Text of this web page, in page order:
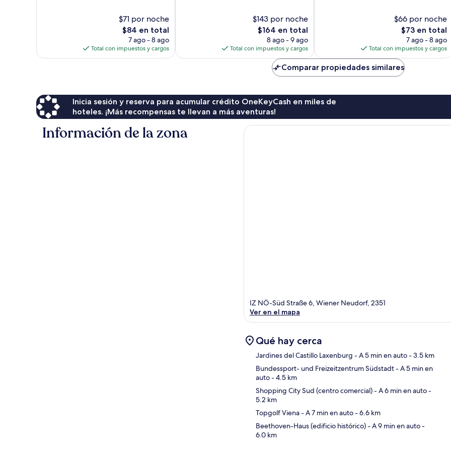
$71 por noche
El
precio
actual
es
$84 en total
7 ago - 8 ago
Total con impuestos y cargos
$143 por noche
El
precio
actual
es
$164 en total
8 ago - 9 ago
Total con impuestos y cargos
$66 por noche
El
precio
actual
es
de
$73
$73 en total
7 ago - 8 ago
Total con impuestos y cargos
Comparar propiedades similares
Inicia sesión y reserva para acumular crédito OneKeyCash en miles de
hoteles. ¡Más recompensas te llevan a más aventuras!
Información de la zona
IZ NÖ-Süd Straße 6, Wiener Neudorf, 2351
Ver en el mapa
Qué hay cerca
Jardines del Castillo Laxenburg - A 5 min en auto- 3.5 km
Bundessport- und Freizeitzentrum Südstadt- A 5 min en
auto- 4.5 km
Shopping City Sud (centro comercial)- A 6 min en auto-
5.2 km
Topgolf Viena- A 7 min en auto- 6.6 km
Beethoven-Haus (edificio histórico)- A 9 min en auto-
6.0 km